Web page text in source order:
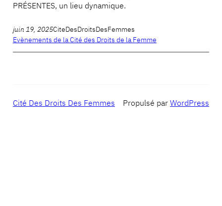
PRÉSENTES, un lieu dynamique.
juin 19, 2025CiteDesDroitsDesFemmes
Evènements de la Cité des Droits de la Femme
Cité Des Droits Des Femmes Propulsé parWordPress